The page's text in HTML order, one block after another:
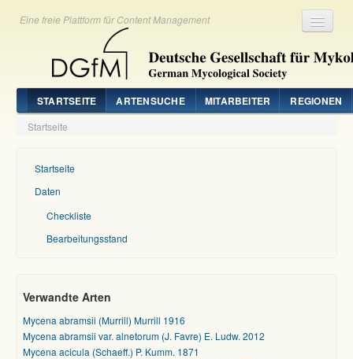
Eine freie Plattform für Content Management
STARTSEITE ARTENSUCHE MITARBEITER REGIONEN
Startseite
Startseite
Daten
Checkliste
Bearbeitungsstand
Verwandte Arten
Mycena abramsii (Murrill) Murrill 1916
Mycena abramsii var. alnetorum (J. Favre) E. Ludw. 2012
Mycena acicula (Schaeff.) P. Kumm. 1871